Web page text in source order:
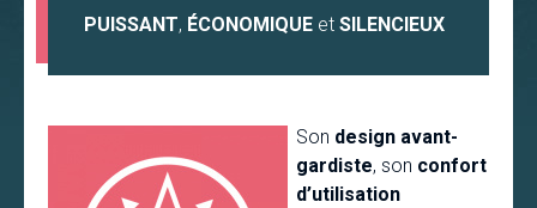
PUISSANT, ÉCONOMIQUE et SILENCIEUX
Son design avant-
gardiste, son confort
d’utilisation